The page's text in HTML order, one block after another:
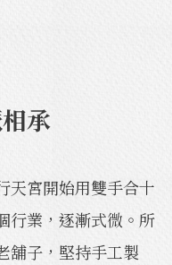
承
天宮開始用雙手合十
行業，逐漸式微。所
舖子，堅持手工製